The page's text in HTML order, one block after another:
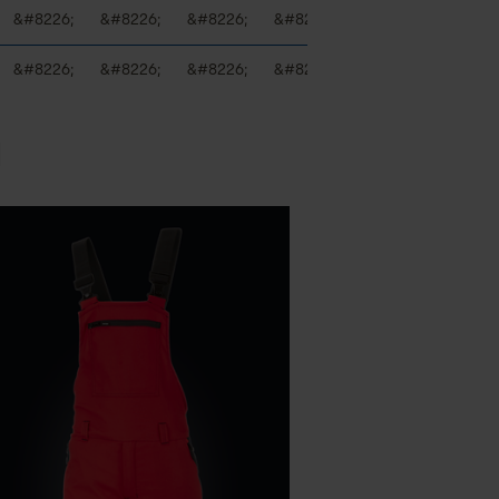
&#8226; &#8226; &#8226; &#8226;
&#8226; &#8226; &#8226; &#8226;